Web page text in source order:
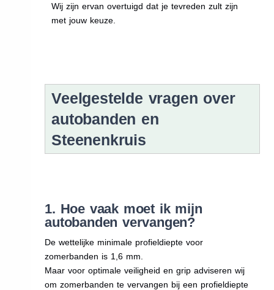
Wij zijn ervan overtuigd dat je tevreden zult zijn
met jouw keuze.
Veelgestelde vragen over
autobanden en
Steenenkruis
1. Hoe vaak moet ik mijn
autobanden vervangen?
De wettelijke minimale profieldiepte voor
zomerbanden is 1,6 mm.
Maar voor optimale veiligheid en grip adviseren wij
om zomerbanden te vervangen bij een profieldiepte